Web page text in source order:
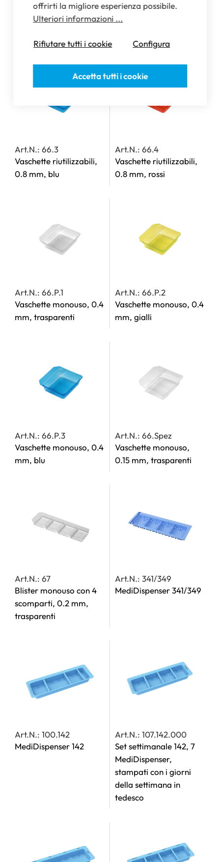
Vaschette, per
MediDispenser 140, 142,
Vaschette riutilizzabili,
Art.N.: 66.3
Vaschette riutilizzabili,
0.8 mm, blu
Art.N.: 66.4
Vaschette riutilizzabili,
0.8 mm, rossi
Art.N.: 66.P.1
Vaschette monouso, 0.4
mm, trasparenti
Art.N.: 66.P.2
Vaschette monouso, 0.4
mm, gialli
Art.N.: 66.P.3
Vaschette monouso, 0.4
mm, blu
Art.N.: 66.Spez
Vaschette monouso,
0.15 mm, trasparenti
Art.N.: 67
Blister monouso con 4
scomparti, 0.2 mm,
trasparenti
Art.N.: 341/349
MediDispenser 341/349
Art.N.: 100.142
MediDispenser 142
Art.N.: 107.142.000
Set settimanale 142, 7
MediDispenser,
stampati con i giorni
della settimana in
tedesco
offrirti la migliore esperienza possibile.
Ulteriori informazioni ...
Rifiutare tutti i cookie Configura
Accetta tutti i cookie